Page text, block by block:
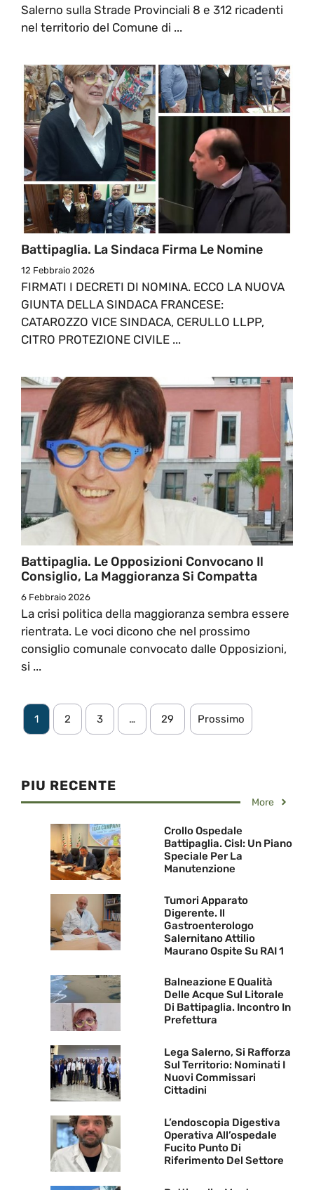
Salerno sulla Strade Provinciali 8 e 312 ricadenti
nel territorio del Comune di ...
Battipaglia. La Sindaca Firma Le Nomine
12 Febbraio 2026
FIRMATI I DECRETI DI NOMINA. ECCO LA NUOVA
GIUNTA DELLA SINDACA FRANCESE:
CATAROZZO VICE SINDACA, CERULLO LLPP,
CITRO PROTEZIONE CIVILE ...
Battipaglia. Le Opposizioni Convocano Il
Consiglio, La Maggioranza Si Compatta
6 Febbraio 2026
La crisi politica della maggioranza sembra essere
rientrata. Le voci dicono che nel prossimo
consiglio comunale convocato dalle Opposizioni,
si ...
1 2 3 … 29 Prossimo
PIU RECENTE
More
Crollo Ospedale
Battipaglia. Cisl: Un Piano
Speciale Per La
Manutenzione
Tumori Apparato
Digerente. Il
Gastroenterologo
Salernitano Attilio
Maurano Ospite Su RAI 1
Balneazione E Qualità
Delle Acque Sul Litorale
Di Battipaglia. Incontro In
Prefettura
Lega Salerno, Si Rafforza
Sul Territorio: Nominati I
Nuovi Commissari
Cittadini
L’endoscopia Digestiva
Operativa All’ospedale
Fucito Punto Di
Riferimento Del Settore